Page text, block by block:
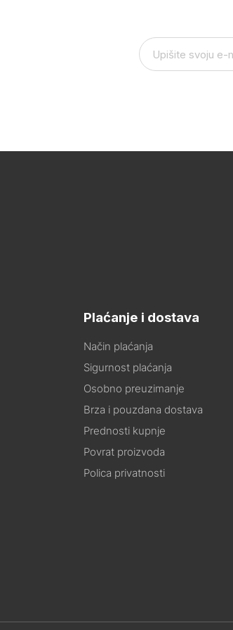
Plaćanje i dostava
Način plaćanja
Sigurnost plaćanja
Osobno preuzimanje
Brza i pouzdana dostava
Prednosti kupnje
Povrat proizvoda
Polica privatnosti